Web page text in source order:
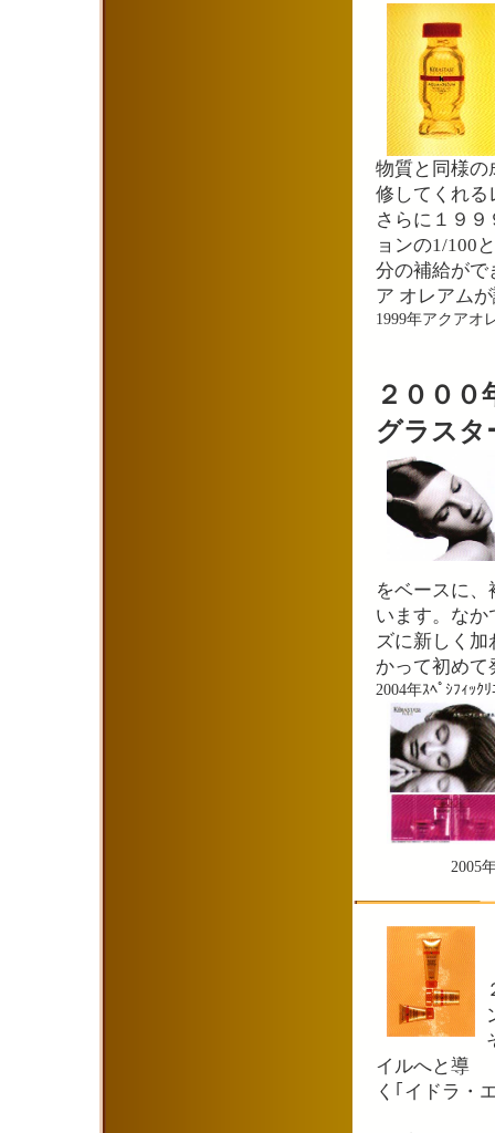
物質と同様の
修してくれる
さらに１９
ョンの1/100
分の補給がで
ア オレアム
1999年アクアオ
２０００
グラスタ
をベースに
います。な
ズに新しく
かって初めて
2004年ｽﾍﾟｼﾌｨｯｸﾘ
2005
イルへと導
く｢イドラ・